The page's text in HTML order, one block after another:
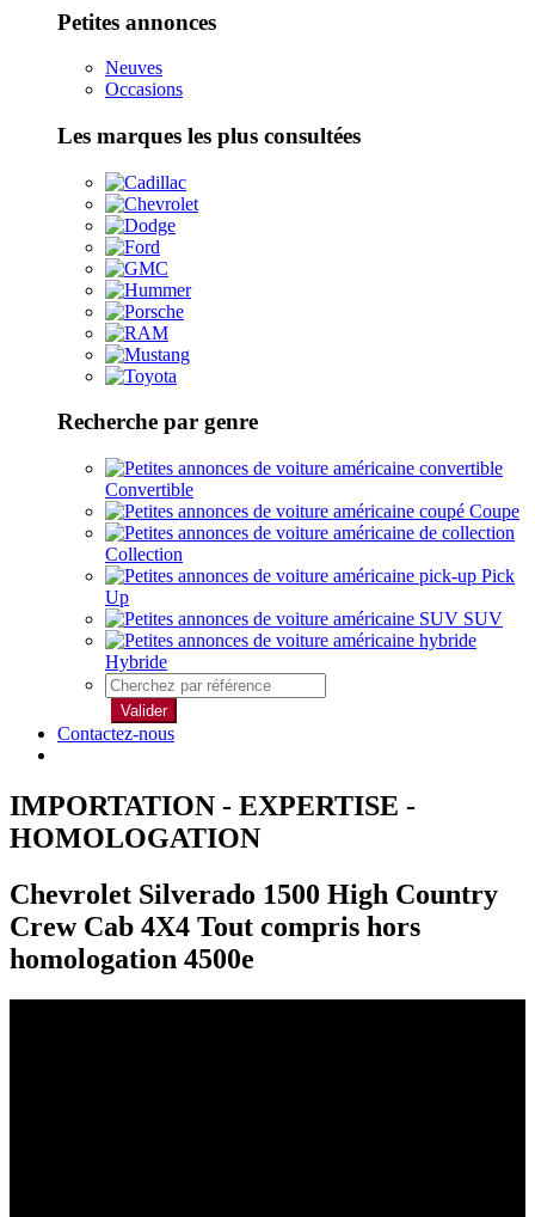
Petites annonces
Neuves
Occasions
Les marques les plus consultées
Recherche par genre
Convertible
Coupe
Collection
Pick
Up
SUV
Hybride
Valider
Contactez-nous
IMPORTATION - EXPERTISE -
HOMOLOGATION
Chevrolet Silverado 1500 High Country
Crew Cab 4X4 Tout compris hors
homologation 4500e